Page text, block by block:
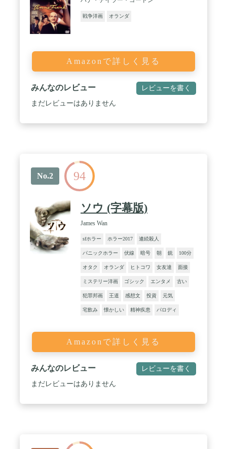
戦争洋画 オランダ
Amazonで詳しく見る
みんなのレビュー レビューを書く
まだレビューはありません
No.2 94
ソウ (字幕版)
James Wan
sfホラー ホラー2017 連続殺人
パニックホラー 伏線 暗号 朝 銃 100分
オタク オランダ ヒトコワ 女友達 面接
ミステリー洋画 ゴシック エンタメ 古い
犯罪邦画 王道 感想文 投資 元気
宅飲み 懐かしい 精神疾患 パロディ
Amazonで詳しく見る
みんなのレビュー レビューを書く
まだレビューはありません